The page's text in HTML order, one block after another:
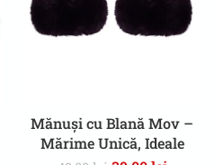
Mănuși cu Blană Mov –
Mărime Unică, Ideale